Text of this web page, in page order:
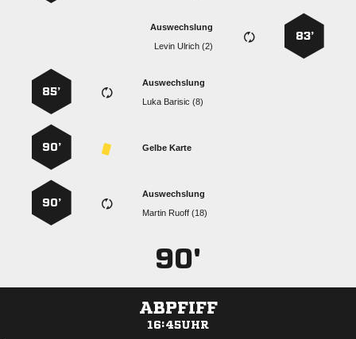
83’
Auswechslung
  
Auswechslung
  
85’
Gelbe Karte
90’
Auswechslung
  
90’
90'
ABPFIFF
16:45UHR